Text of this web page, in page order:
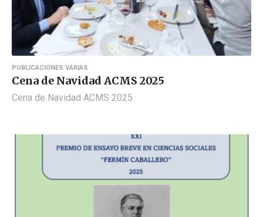
PUBLICACIONES VARIAS
Cena de Navidad ACMS 2025
Cena de Navidad ACMS 2025